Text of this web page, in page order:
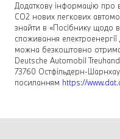
Додаткову інформацію про
CO2 нових легкових
знайти в «Посібнику щодо
споживання
можна безкоштовно
Deutsche Automobil
73760 Остфільдерн-
посиланням https://